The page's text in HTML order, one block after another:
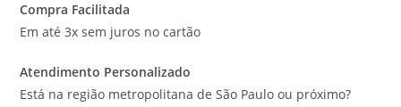
Compra Facilitada
Em até 3x sem juros no cartão
Atendimento Personalizado
Está na região metropolitana de São Paulo ou próximo?